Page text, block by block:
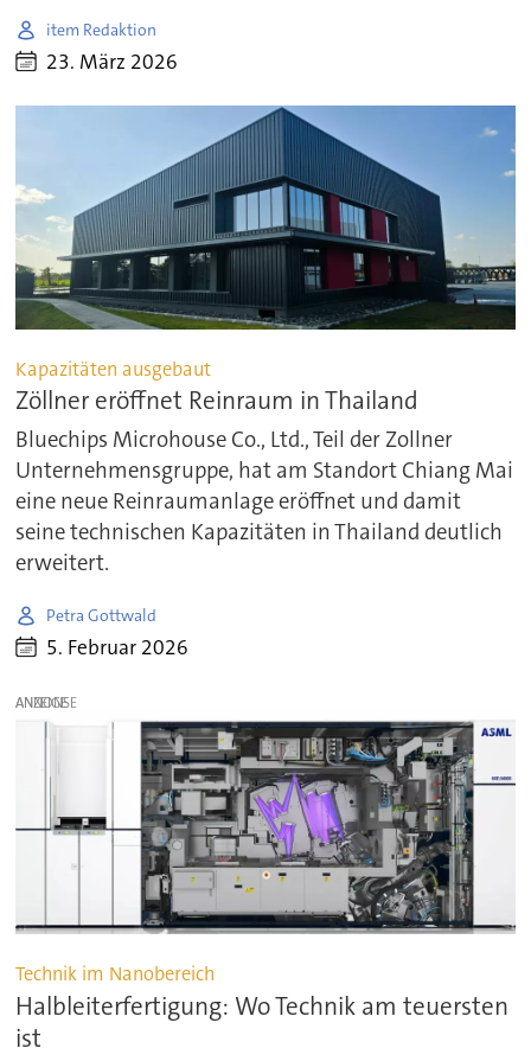
item Redaktion
23. März 2026
Kapazitäten ausgebaut
Zöllner eröffnet Reinraum in Thailand
Bluechips Microhouse Co., Ltd., Teil der Zollner
Unternehmensgruppe, hat am Standort Chiang Mai
eine neue Reinraumanlage eröffnet und damit
seine technischen Kapazitäten in Thailand deutlich
erweitert.
Petra Gottwald
5. Februar 2026
ANZEIGE
Technik im Nanobereich
Halbleiterfertigung: Wo Technik am teuersten
ist